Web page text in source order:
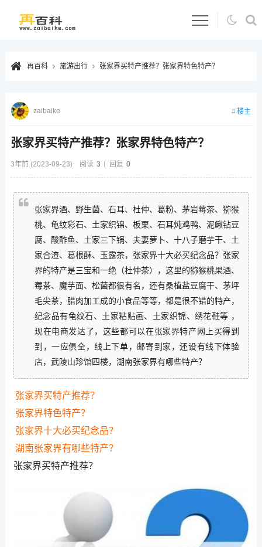
再百科 旅游出行 张家界买特产推荐？张家界特色特产？
张家界买特产推荐？张家界特色特产？
3年前 (2023-09-23) 阅读 3 回复 0
zaibaike 楼主
张家界酒、野生菌、石耳、杜仲、葛粉、茅岩莓茶、猕猴
桃、龟纹彩石、土家织锦、板栗、石耳炖鸡鸭、泥鳅钻豆
腐、酸酢鱼、土家三下锅、夫妻萝卜、十八子磨芋干、土
家合渣、葛根酥、玉露茶，张家界十大必买纪念品？张家
界的特产是三宝和一绝（杜仲茶），这里的猕猴桃果酒、
莓茶、魔芋面、松菌都很有名，还有桑植盐豆腐干、茅坪
毛尖茶，腊肉加工成的小食品等等，都是很不错的特产，
纪念品有龟纹石、土家粘贴画、土家织锦、绣花鞋等 ，
现在电商发达了，这些都可以在张家界特产网上买得到
到，一应俱全，线上下单，邮寄到家，还设有线下体验
店，武陵山珍馆四楼，湖南张家界有哪些特产？
张家界买特产推荐？
张家界特色特产？
张家界十大必买纪念品？
湖南张家界有哪些特产？
张家界买特产推荐？